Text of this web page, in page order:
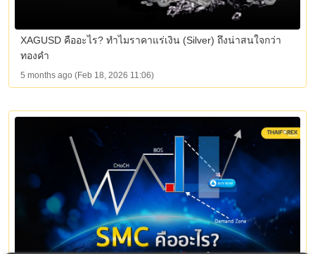
XAGUSD คืออะไร? ทำไมราคาแร่เงิน (Silver) ถึงน่าสนใจกว่า
ทองคำ
5 months ago (Feb 18, 2026 11:06)